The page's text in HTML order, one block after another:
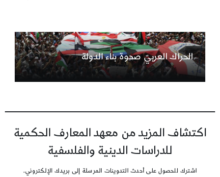
الحراك العربيّ صحوة بناء الدولة
اكتشاف المزيد من معهد المعارف الحكمية
للدراسات الدينية والفلسفية
اشترك للحصول على أحدث التدوينات المرسلة إلى بريدك الإلكتروني.